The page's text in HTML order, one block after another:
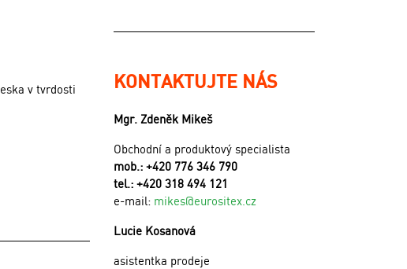
v tvrdosti
KONTAKTUJTE NÁS
Mgr. Zdeněk Mikeš
Obchodní a produktový specialista
mob.: +420 776 346 790
tel.: +420 318 494 121
e-mail: mikes@eurositex.cz
Lucie Kosanová
asistentka prodeje